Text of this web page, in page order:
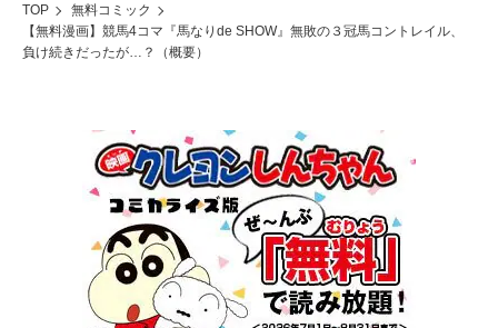
TOP
無料コミック
【無料漫画】競馬4コマ『馬なりde SHOW』無敗の３冠馬コントレイル、
負け続きだったが…？（概要）